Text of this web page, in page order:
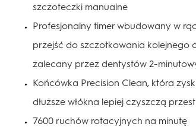
szczoteczki manualne
Profesjonalny timer wbudowany w
przejść do szczotkowania kolejnego
zalecany przez dentystów 2-
Końcówka Precision Clean, która
dłuższe włókna lepiej czyszczą
7600 ruchów rotacyjnych na minutę